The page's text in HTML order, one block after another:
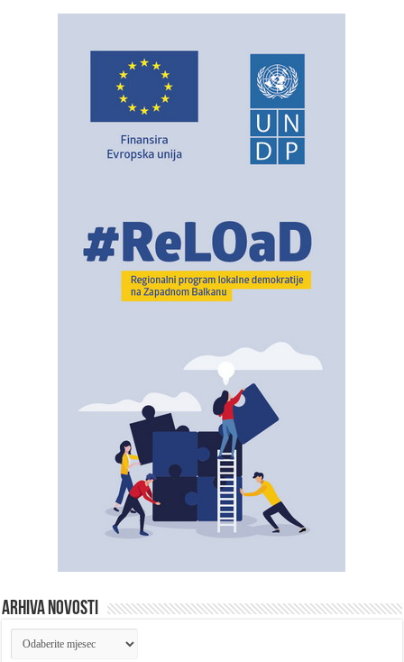
ARHIVA NOVOSTI
ARHIVA
NOVOSTI